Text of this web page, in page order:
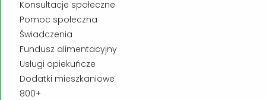
Konsultacje społeczne
Pomoc społeczna
Świadczenia
Fundusz alimentacyjny
Usługi opiekuńcze
Dodatki mieszkaniowe
800+